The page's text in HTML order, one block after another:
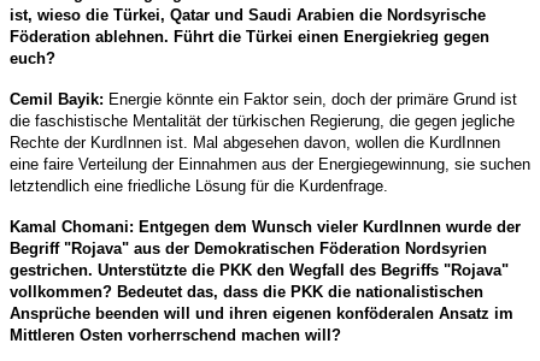
ist, wieso die Türkei, Qatar und Saudi Arabien die Nordsyrische
Föderation ablehnen. Führt die Türkei einen Energiekrieg gegen
euch?
Cemil Bayik: Energie könnte ein Faktor sein, doch der primäre Grund ist
die faschistische Mentalität der türkischen Regierung, die gegen jegliche
Rechte der KurdInnen ist. Mal abgesehen davon, wollen die KurdInnen
eine faire Verteilung der Einnahmen aus der Energiegewinnung, sie suchen
letztendlich eine friedliche Lösung für die Kurdenfrage.
Kamal Chomani: Entgegen dem Wunsch vieler KurdInnen wurde der
Begriff "Rojava" aus der Demokratischen Föderation Nordsyrien
gestrichen. Unterstützte die PKK den Wegfall des Begriffs "Rojava"
vollkommen? Bedeutet das, dass die PKK die nationalistischen
Ansprüche beenden will und ihren eigenen konföderalen Ansatz im
Mittleren Osten vorherrschend machen will?